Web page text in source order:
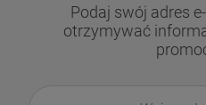
Podaj swój adres
otrzymywać